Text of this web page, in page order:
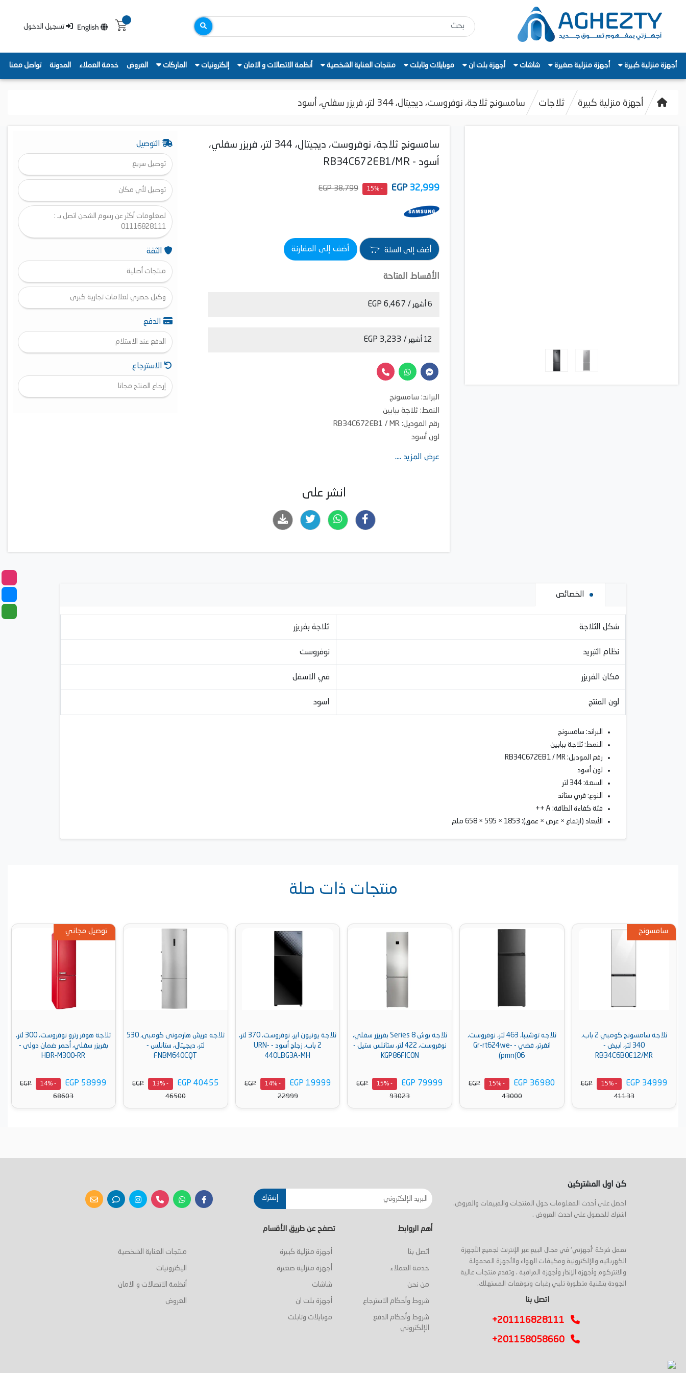
English تسجيل الدخول
أجهزة منزلية كبيرة أجهزة منزلية صغيرة شاشات أجهزة بلت ان موبايلات وتابلت منتجات العناية الشخصية أنظمة الاتصالات و الامان إلكترونيات الماركات العروض خدمة العملاء المدونة تواصل معنا
أجهزة منزلية كبيرة ثلاجات سامسونج ثلاجة، نوفروست، ديجيتال، 344 لتر، فريزر سفلي، أسود
سامسونج ثلاجة، نوفروست، ديجيتال، 344 لتر، فريزر سفلي،
أسود - RB34C672EB1/MR
32,999
EGP
- 15%
38,799 EGP
أضف إلى السلة أضف إلى المقارنة
الأقساط المتاحة
6 أشهر / 6,467 EGP
12 أشهر / 3,233 EGP
البراند: سامسونج
النمط: ثلاجة ببابين
رقم الموديل: RB34C672EB1 / MR
لون أسود
عرض المزيد ....
انشر على
التوصيل
توصيل سريع
توصيل لأي مكان
لمعلومات أكثر عن رسوم الشحن اتصل بـ :
01116828111
الثقة
منتجات أصلية
وكيل حصري لعلامات تجارية كبرى
الدفع
الدفع عند الاستلام
الاسترجاع
إرجاع المنتج مجانا
الخصائص
شكل الثلاجة ثلاجة بفريزر
نظام التبريد نوفروست
مكان الفريزر في الاسفل
لون المنتج اسود
البراند: سامسونج
النمط: ثلاجة ببابين
رقم الموديل: RB34C672EB1 / MR
لون أسود
السعة: 344 لتر
النوع: فري ستاند
فئة كفاءة الطاقة: A ++
الأبعاد (ارتفاع × عرض × عمق): 1853 × 595 × 658 ملم
منتجات ذات صلة
سامسونج
ثلاجة سامسونج كومبي 2 باب،
340 لتر، ابيض -
RB34C6B0E12/MR
EGP 34999
- 15%
EGP
41133
ثلاجه توشيبا، 463 لتر، نوفروست،
انفرتر، فضي - Gr-rt624we-
pmn(06)
EGP 36980
- 15%
EGP
43000
ثلاجة بوش Series 8 بفريزر سفلي،
نوفروست، 422 لتر، ستانلس ستيل -
KGP86FIC0N
EGP 79999
- 15%
EGP
93023
ثلاجة يونيون اير، نوفروست، 370 لتر،
2 باب، زجاج أسود - URN-
440LBG3A-MH
EGP 19999
- 14%
EGP
22999
ثلاجه فريش هارمونى كومبى، 530
لتر، ديجيتال، ستانلس -
FNBM640CQT
EGP 40455
- 13%
EGP
46500
توصيل مجاني
ثلاجة هوفر رترو نوفروست، 300 لتر،
بفريزر سفلي، أحمر ضمان دولى -
HBR-M300-RR
EGP 58999
- 14%
EGP
68603
كن اول المشتركين
احصل على أحدث المعلومات حول المنتجات والمبيعات والعروض.
اشترك للحصول على احدث العروض .
إشترك
تعمل شركة 'أجهزتي' في مجال البيع عبر الإنترنت لجميع الأجهزة
الكهربائية والإلكترونية ومكيفات الهواء والأجهزة المحمولة
والانتركوم وأجهزة الإنذار وأجهزة المراقبة ، وتقدم منتجات عالية
الجودة بتقنية متطورة تلبي رغبات وتوقعات المستهلك.
اتصل بنا
+201116828111
+201158058660
أهم الروابط
اتصل بنا
خدمة العملاء
من نحن
شروط وأحكام الاسترجاع
شروط وأحكام الدفع
الإلكتروني
تصفح عن طريق الأقسام
أجهزة منزلية كبيرة
أجهزة منزلية صغيرة
شاشات
أجهزة بلت ان
موبايلات وتابلت
منتجات العناية الشخصية
اليكترونيات
أنظمة الاتصالات و الامان
العروض